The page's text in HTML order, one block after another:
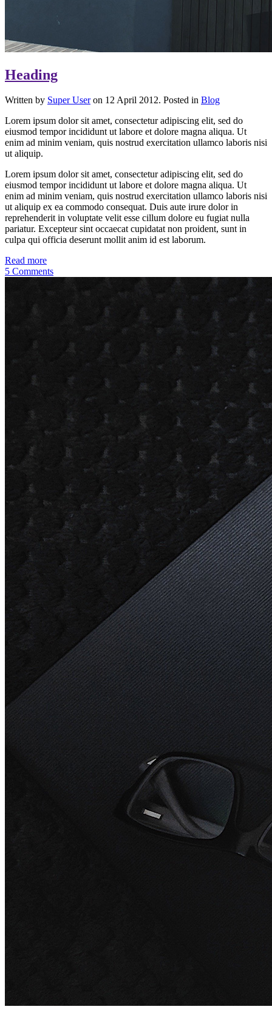
Heading
Written by Super Useron 12 April 2012. Posted in Blog
Lorem ipsum dolor sit amet, consectetur adipiscing elit, sed do
eiusmod tempor incididunt ut labore et dolore magna aliqua. Ut
enim ad minim veniam, quis nostrud exercitation ullamco laboris nisi
ut aliquip.
Lorem ipsum dolor sit amet, consectetur adipiscing elit, sed do
eiusmod tempor incididunt ut labore et dolore magna aliqua. Ut
enim ad minim veniam, quis nostrud exercitation ullamco laboris nisi
ut aliquip ex ea commodo consequat. Duis aute irure dolor in
reprehenderit in voluptate velit esse cillum dolore eu fugiat nulla
pariatur. Excepteur sint occaecat cupidatat non proident, sunt in
culpa qui officia deserunt mollit anim id est laborum.
Read more
5 Comments